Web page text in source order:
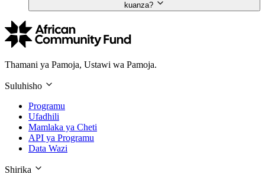
kuanza?
Thamani ya Pamoja, Ustawi wa Pamoja.
Suluhisho
Programu
Ufadhili
Mamlaka ya Cheti
API ya Programu
Data Wazi
Shirika